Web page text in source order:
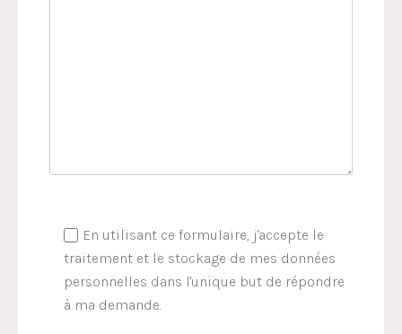
En utilisant ce formulaire, j'accepte le
traitement et le stockage de mes données
personnelles dans l'unique but de répondre
à ma demande.